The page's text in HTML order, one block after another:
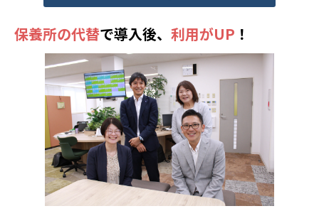
保養所の代替で導入後、 利用がUP ！